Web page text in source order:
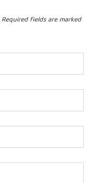
Required fields are marked